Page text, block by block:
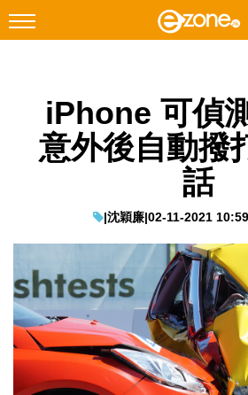
Facebook Instagram
科技焦點
教學評測
EduTech
IT Times
生成式AI與雲端應用
Enterprise Digital Transformation
iPhone 可偵
意外後自動撥
話
|沈穎廉|02-11-2021 10:59